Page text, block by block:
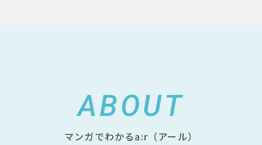
ABOUT
マンガでわかるa:r（アール）